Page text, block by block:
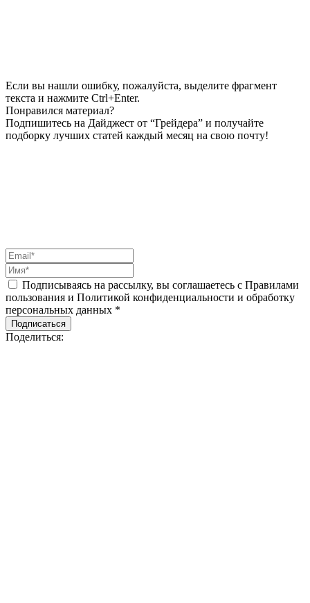
Если вы нашли ошибку, пожалуйста, выделите фрагмент
текста и нажмите Ctrl+Enter.
Понравился материал?
Подпишитесь на Дайджест от “Грейдера” и получайте
подборку лучших статей каждый месяц на свою почту!
Подписываясь на рассылку, вы соглашаетесь с Правилами
пользования и Политикой конфиденциальности и обработку
персональных данных *
Подписаться
Поделиться: